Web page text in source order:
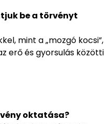
be a törvényt
mint a „mozgó kocsi”,
erő és gyorsulás közötti
oktatása?